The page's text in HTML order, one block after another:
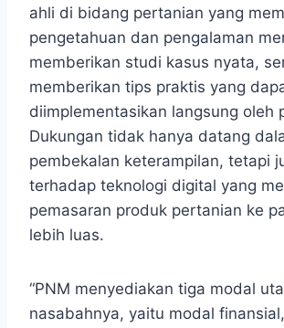
ahli di bidang pertanian yang
pengetahuan dan pengalaman
memberikan studi kasus nyata,
memberikan tips praktis yang
diimplementasikan langsung oleh
Dukungan tidak hanya datang
pembekalan keterampilan, tetapi
terhadap teknologi digital yang
pemasaran produk pertanian ke
lebih luas.
“PNM menyediakan tiga modal
nasabahnya, yaitu modal